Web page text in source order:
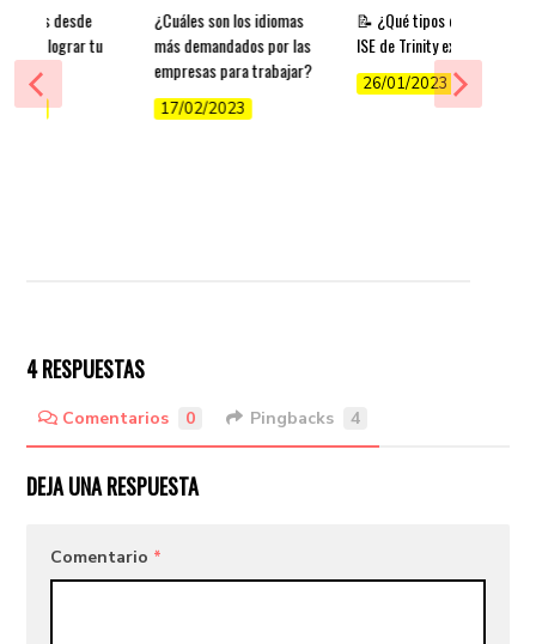
¿Cuáles son los idiomas
más demandados por las
empresas para trabajar?
17/02/2023
📝 ¿Qué tipos de exámenes
ISE de Trinity existen?
26/01/2023
inglés desde
para lograr tu
2022
4 RESPUESTAS
Comentarios 0 Pingbacks 4
DEJA UNA RESPUESTA
Comentario *